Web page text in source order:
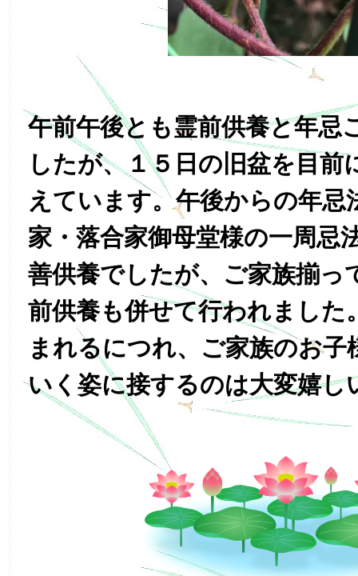
午前午後とも霊前供養と年忌
したが、１５日の旧盆を目前
えています。午後からの年忌
家・落合家御母堂様の一周忌
善供養でしたが、ご家族揃っ
前供養も併せて行われました
まれるにつれ、ご家族のお子
いく姿に接するのは大変嬉し